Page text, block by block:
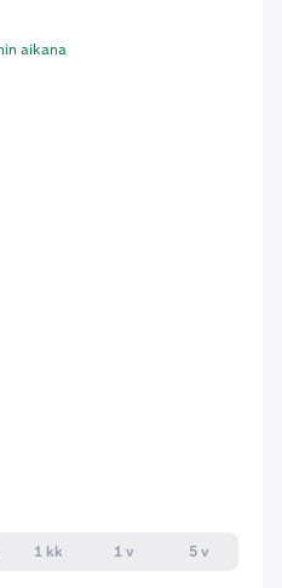
aikana
1 kk 1 v
5 v